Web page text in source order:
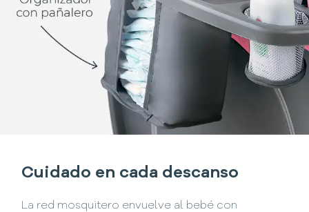
Cuidado en cada descanso
La red mosquitero envuelve al bebé con